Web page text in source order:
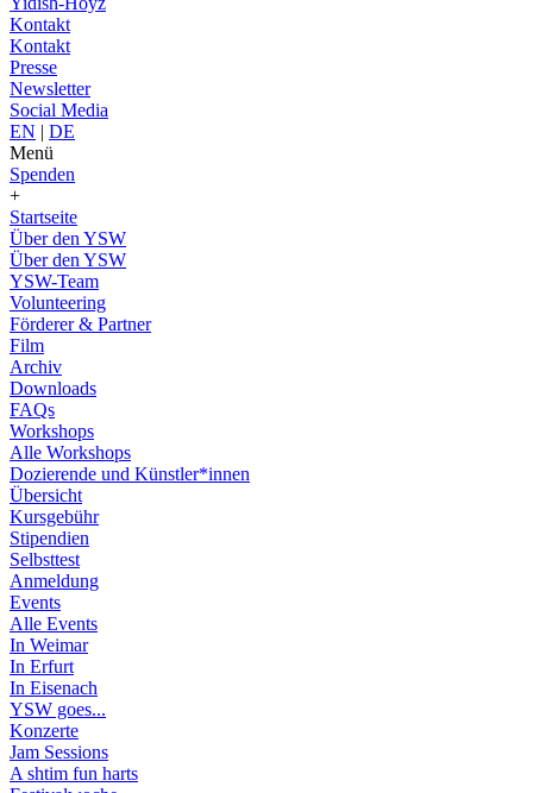
Kontakt
Kontakt
Presse
Newsletter
Social Media
EN | DE
Menü
Spenden
+
Startseite
Über den YSW
Über den YSW
YSW-Team
Volunteering
Förderer & Partner
Film
Archiv
Downloads
FAQs
Workshops
Alle Workshops
Dozierende und Künstler*innen
Übersicht
Kursgebühr
Stipendien
Selbsttest
Anmeldung
Events
Alle Events
In Weimar
In Erfurt
In Eisenach
YSW goes...
Konzerte
Jam Sessions
A shtim fun harts